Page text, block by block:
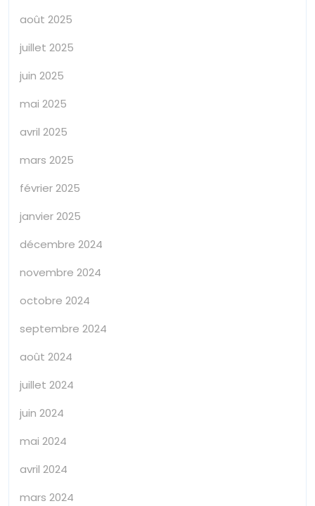
août 2025
juillet 2025
juin 2025
mai 2025
avril 2025
mars 2025
février 2025
janvier 2025
décembre 2024
novembre 2024
octobre 2024
septembre 2024
août 2024
juillet 2024
juin 2024
mai 2024
avril 2024
mars 2024